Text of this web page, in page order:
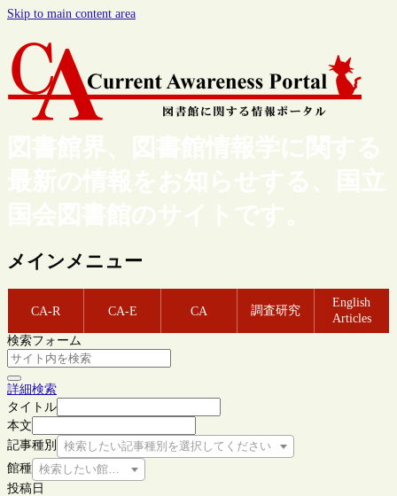
Skip to main content area
図書館界、図書館情報学に関する
最新の情報をお知らせする、国立
国会図書館のサイトです。
メインメニュー
CA-R CA-E CA 調査研究
English
Articles
検索フォーム
詳細検索
タイトル
本文
記事種別
検索したい記事種別を選択してください
館種 検索したい館種を選択してください
投稿日